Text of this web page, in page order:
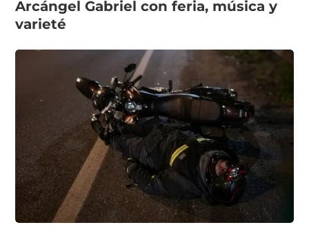
Arcángel Gabriel con feria, música y
varieté